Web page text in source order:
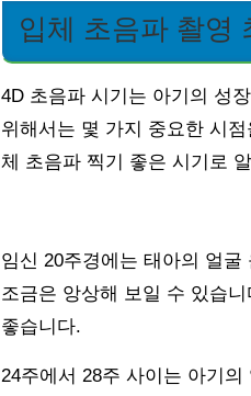
입체 초음파 촬영
4D 초음파 시기는 아기의 성
위해서는 몇 가지 중요한 시
체 초음파 찍기 좋은 시기로
임신 20주경에는 태아의 얼
조금은 앙상해 보일 수 있습
좋습니다.
24주에서 28주 사이는 아기